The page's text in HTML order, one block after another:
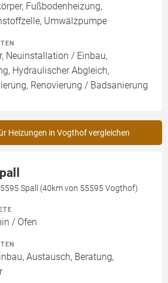
Fußbodenheizung,
Umwälzpumpe
Neuinstallation / Einbau,
Hydraulischer Abgleich,
Renovierung / Badsanierung
Heizungen in Vogthof vergleichen
Spall (40km von 55595 Vogthof)
/ Ofen
Austausch, Beratung,